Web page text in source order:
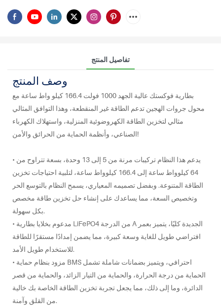
تفاصيل المنتج
وصف المنتج
بطارية فوكستك عالية الجهد 1000 فولت 166.4 كيلو واط ساعة مع
محول جروات الهجين تدعم الطاقة غير المنقطعة، وهذا التوافق المثالي
مثالي لتخزين الطاقة الكهروضوئية المنزلية، واستهلاك الكهرباء
الصناعي، وأنظمة الحماية من الحرائق والأمن!
• يدعم هذا النظام تركيبات مرنة من 5 إلى 13 وحدة، بسعة تتراوح من
64 كيلوواط ساعة إلى 166.4 كيلوواط ساعة، لتلبية احتياجات تخزين
الطاقة المتنوعة. وبفضل تصميمه المعياري، يسمح النظام بالتوسع الحر
وتخصيص السعة، مما يساعدك على إنشاء حل تخزين طاقة مخصص
بكل سهولة.
• مدعوم بخلايا بطارية LiFePO4 من الدرجة A الجديدة كليًا، يتميز بعمر
افتراضي طويل للغاية وسعة كبيرة، مما يضمن إمدادًا مستقرًا للطاقة
للاستخدام طويل الأمد.
• مزود بنظام حماية BMS احترافي، ويتميز بضمانات شاملة تشمل
الحماية من درجة الحرارة، والحماية من التيار الزائد، والحماية من قصر
الدائرة، وما إلى ذلك، مما يجعل تجربة تخزين الطاقة الخاصة بك خالية
من القلق وآمنة.